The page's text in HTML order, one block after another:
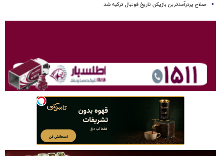
صلاح پردرآمدترین بازیکن تاریخ فوتبال ترکیه شد